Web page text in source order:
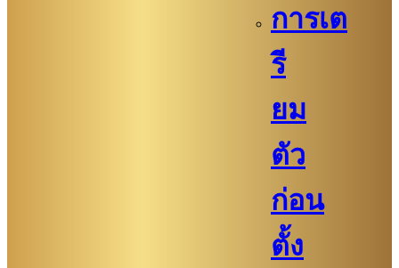
การเต
รี
ยม
ตัว
ก่อน
ตั้ง